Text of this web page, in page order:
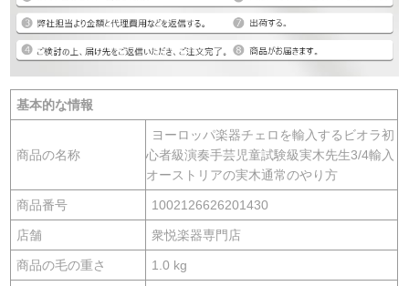
基本的な情報
商品の名称
ヨーロッパ楽器チェロを輸入するビオラ初
心者級演奏手芸児童試験級実木先生3/4輸入
オーストリアの実木通常のやり方
商品番号 1002126626201430
店舗 衆悦楽器専門店
商品の毛の重さ 1.0 kg